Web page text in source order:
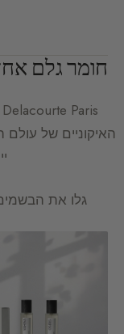
חומר גלם
Delacourte Paris
האיקוניים של
גלו את